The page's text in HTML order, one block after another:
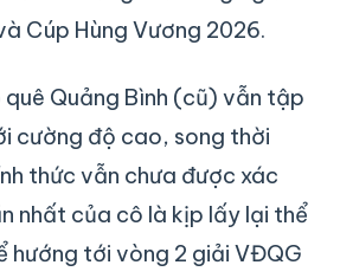
Cúp Hùng Vương 2026.
Quảng Bình (cũ) vẫn tập
cường độ cao, song thời
thức vẫn chưa được xác
nhất của cô là kịp lấy lại thể
hướng tới vòng 2 giải VĐQG